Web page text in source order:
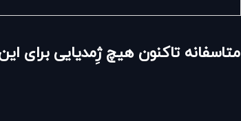
متاسفانه تاکنون هیچ ژِمدیایی برای